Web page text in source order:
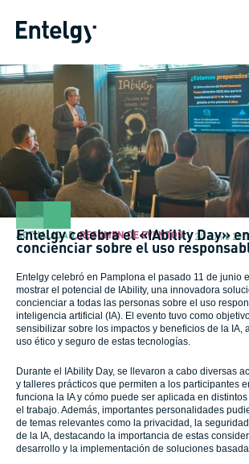
ACTUALIDAD,RESUMEN DE EVENTOS 24 Junio
Entelgy celebra el «IAbility Day»
concienciar sobre el uso
Entelgy celebró en Pamplona el pasado 11 de junio
mostrar el potencial de IAbility, una innovadora
concienciar a todas las personas sobre el uso
inteligencia artificial (IA). El evento tuvo como
sensibilizar sobre los impactos y beneficios de la IA,
uso ético y seguro de estas tecnologías.
Durante el IAbility Day, se llevaron a cabo diversas
y talleres prácticos que permiten a los participantes
funciona la IA y cómo puede ser aplicada en
el trabajo. Además, importantes personalidades
de temas relevantes como la privacidad, la
de la IA, destacando la importancia de estas
desarrollo y la implementación de soluciones